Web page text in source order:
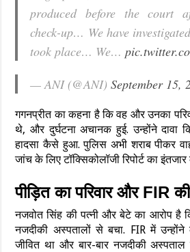
produced before the court
check-up… We have
took place… We…
— ANI (@ANI)September 15,
गगनप्रीत का कहना है कि वह और उनका
थे, और दुर्घटना अचानक हुई. उन्होंने दावा
हादसा कैसे हुआ. पुलिस अभी शराब पीकर
जांच के लिए टॉक्सिकोलॉजी रिपोर्ट का
पीड़ित का परिवार और FIR
नजवोत सिंह की पत्नी और बेटे का आरोप है
नजदीकी अस्पतालों से बचा. FIR में
जीवित था और बार-बार नजदीकी